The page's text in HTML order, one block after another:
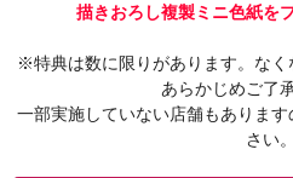
描きおろし複製ミニ色紙を
※特典は数に限りがあります。なく
あらかじめご了
一部実施していない店舗もありま
さい。